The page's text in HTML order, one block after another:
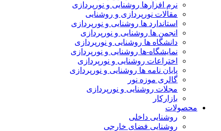
نرم افزارها روشنایی و نورپردازی
مقالات نورپردازی و روشنایی
استاندارد ها روشنایی و نورپردازی
انجمن ها روشنایی و نورپردازی
دانشگاه ها روشنایی و نورپردازی
نمایشگاه-ها روشنایی و نورپردازی
اختراعات روشنایی و نورپردازی
پایان نامه ها روشنایی و نورپردازی
گالری موزه نور
مجلات روشنایی و نورپردازی
بازارکار
محصولات
روشنایی داخلی
روشنایی فضای خارجی